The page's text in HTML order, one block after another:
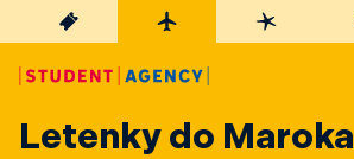
Letenky do Maroka